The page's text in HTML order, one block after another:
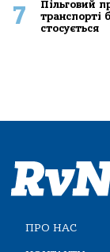
7
Пільговий
транспорті
стосується
ПРО НАС